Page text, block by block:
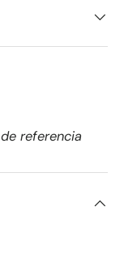
referencia